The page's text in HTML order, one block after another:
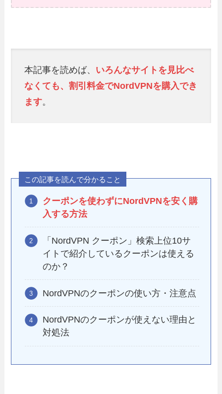
本記事を読めば、 いろんなサイトを見比べ
なくても、割引料金でNordVPNを購入でき
ます。
この記事を読んで分かること
クーポンを使わずにNordVPNを安く購
入する方法
「NordVPN クーポン」検索上位10サ
イトで紹介しているクーポンは使える
のか？
NordVPNのクーポンの使い方・注意点
NordVPNのクーポンが使えない理由と
対処法